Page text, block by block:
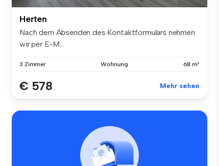
Herten
Nach dem Absenden des Kontaktformulars nehmen
wir per E-M...
3 Zimmer Wohnung 68 m²
€ 578 Mehr sehen